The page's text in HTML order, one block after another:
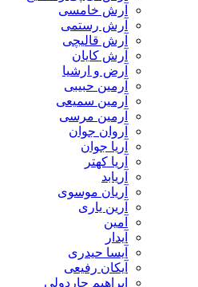
آرش خامسی
آرش رستمی
آرش قالیچی
آرش کایان
​آرض و ارشیا
آرمین حبیبی
آرمین سمیعی
آرمین مرسی
آروان جوان
آریا جوان
آریا کهتر
آریابد
آریان موسوی
آرین یاری
آمین
آیدار
آیسا حیدری
آیکان رفیعی
ابراهیم چاردولی